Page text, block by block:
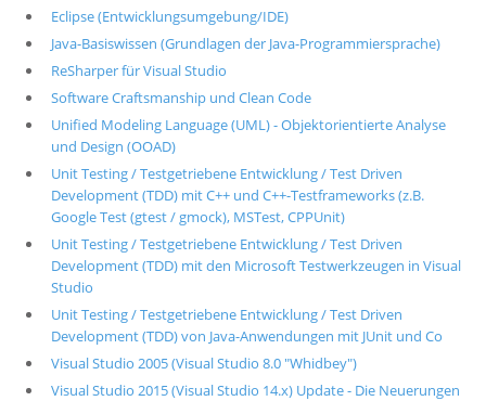
Eclipse (Entwicklungsumgebung/IDE)
Java-Basiswissen (Grundlagen der Java-Programmiersprache)
ReSharper für Visual Studio
Software Craftsmanship und Clean Code
Unified Modeling Language (UML) - Objektorientierte Analyse
und Design (OOAD)
Unit Testing / Testgetriebene Entwicklung / Test Driven
Development (TDD) mit C++ und C++-Testframeworks (z.B.
Google Test (gtest / gmock), MSTest, CPPUnit)
Unit Testing / Testgetriebene Entwicklung / Test Driven
Development (TDD) mit den Microsoft Testwerkzeugen in Visual
Studio
Unit Testing / Testgetriebene Entwicklung / Test Driven
Development (TDD) von Java-Anwendungen mit JUnit und Co
Visual Studio 2005 (Visual Studio 8.0 "Whidbey")
Visual Studio 2015 (Visual Studio 14.x) Update - Die Neuerungen